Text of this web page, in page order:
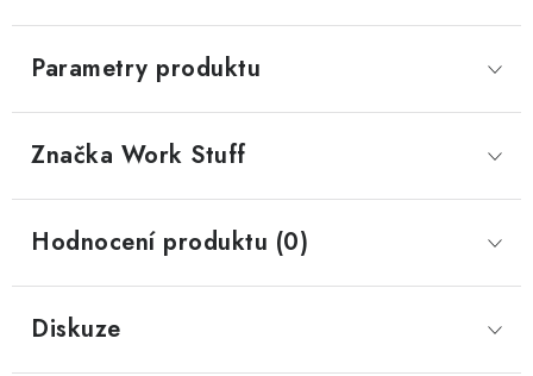
Parametry produktu
Značka Work Stuff
Hodnocení produktu (0)
Diskuze